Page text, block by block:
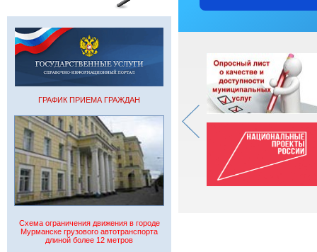
ГРАФИК ПРИЕМА ГРАЖДАН
Схема ограничения движения в городе
Мурманске грузового автотранспорта
длиной более 12 метров